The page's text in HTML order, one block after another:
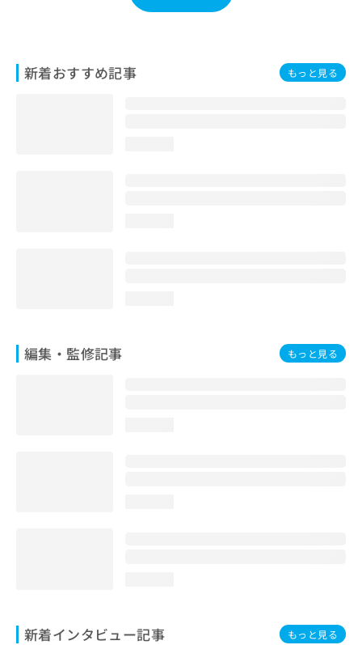
新着おすすめ記事 もっと見る
編集・監修記事 もっと見る
新着インタビュー記事 もっと見る
わ